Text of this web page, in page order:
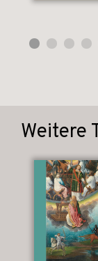
Weitere